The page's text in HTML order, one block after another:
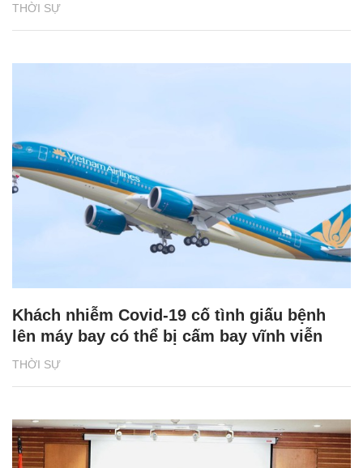
THỜI SỰ
THỜI SỰ
Khách nhiễm Covid-19 cố tình giấu bệnh
lên máy bay có thể bị cấm bay vĩnh viễn